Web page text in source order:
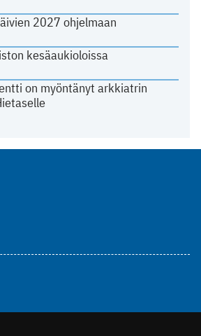
2027 ohjelmaan
kesäaukioloissa
on myöntänyt arkkiatrin